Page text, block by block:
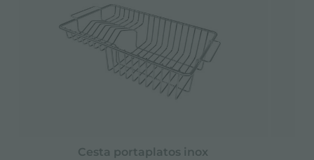
Cesta portaplatos inox